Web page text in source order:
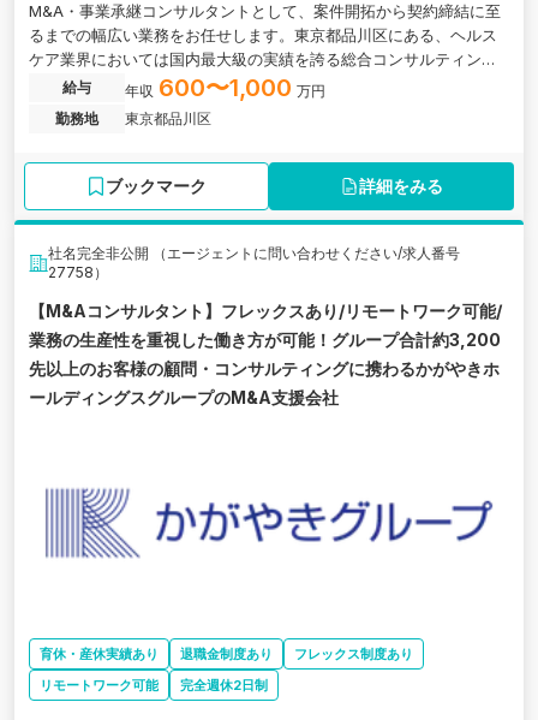
M&A・事業承継コンサルタントとして、案件開拓から契約締結に至
るまでの幅広い業務をお任せします。東京都品川区にある、ヘルス
ケア業界においては国内最大級の実績を誇る総合コンサルティング
ファームの求人です。
給与 年収 600〜1,000 万円
勤務地
東京都品川区
ブックマーク 詳細をみる
社名完全非公開 （エージェントに問い合わせください/求人番号
27758）
【M&Aコンサルタント】フレックスあり/リモートワーク可能/
業務の生産性を重視した働き方が可能！グループ合計約3,200
先以上のお客様の顧問・コンサルティングに携わるかがやきホ
ールディングスグループのM&A支援会社
育休・産休実績あり 退職金制度あり
フレックス制度あり
リモートワーク可能
完全週休2日制